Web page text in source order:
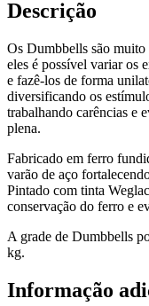
Descrição
Os Dumbbells são
eles é possível variar os
e fazê-los de forma
diversificando os
trabalhando carências e
plena.
Fabricado em ferro
varão de aço
Pintado com tinta
conservação do ferro e
A grade de Dumbbells
kg.
Informação